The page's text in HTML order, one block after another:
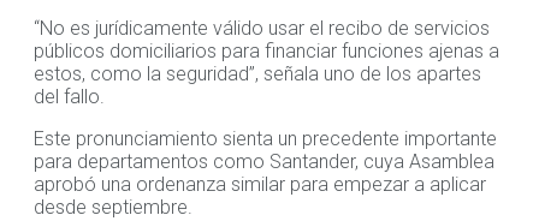
“No es jurídicamente válido usar el recibo de servicios
públicos domiciliarios para financiar funciones ajenas a
estos, como la seguridad”, señala uno de los apartes
del fallo.
Este pronunciamiento sienta un precedente importante
para departamentos como Santander, cuya Asamblea
aprobó una ordenanza similar para empezar a aplicar
desde septiembre.